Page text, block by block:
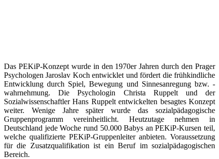
Das PEKiP-Konzept wurde in den 1970er Jahren durch den Prager
Psychologen Jaroslav Koch entwicklet und fördert die frühkindliche
Entwicklung durch Spiel, Bewegung und Sinnesanregung bzw. -
wahrnehmung. Die Psychologin Christa Ruppelt und der
Sozialwissenschaftler Hans Ruppelt entwickelten besagtes Konzept
weiter. Wenige Jahre später wurde das sozialpädagogische
Gruppenprogramm vereinheitlicht. Heutzutage nehmen in
Deutschland jede Woche rund 50.000 Babys an PEKiP-Kursen teil,
welche qualifizierte PEKiP-Gruppenleiter anbieten. Voraussetzung
für die Zusatzqualifikation ist ein Beruf im sozialpädagogischen
Bereich.